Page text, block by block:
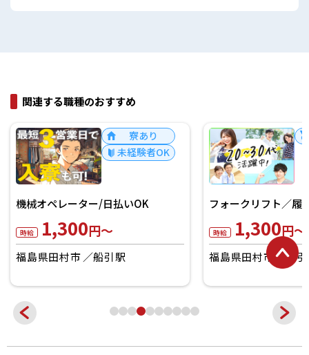
関連する職種のおすすめ
寮あり
未経験者OK
機械オペレーター/日払いOK
時給 1,300円～
福島県田村市 船引駅
フォークリフト／履
時給 1,300円～
福島県田村市 船